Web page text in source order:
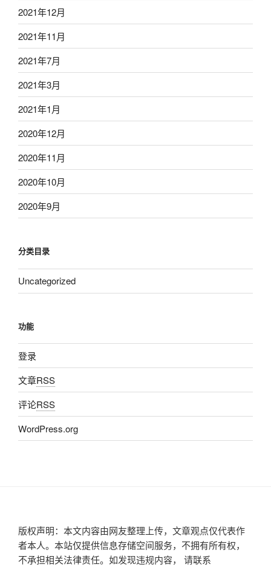
2021年12月
2021年11月
2021年7月
2021年3月
2021年1月
2020年12月
2020年11月
2020年10月
2020年9月
分类目录
Uncategorized
功能
登录
文章RSS
评论RSS
WordPress.org
版权声明：本文内容由网友整理上传，文章观点仅代表作
者本人。本站仅提供信息存储空间服务，不拥有所有权，
不承担相关法律责任。如发现违规内容， 请联系